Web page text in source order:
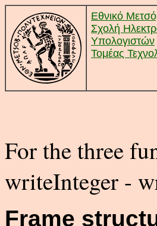
Εθνικό
Σχολή
Υπολογιστών
Τομέας
For the three
writeInteger -
Frame